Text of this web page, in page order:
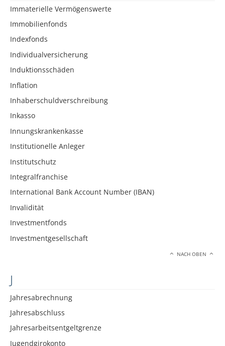
Immaterielle Vermögenswerte
Immobilienfonds
Indexfonds
Individualversicherung
Induktionsschäden
Inflation
Inhaberschuldverschreibung
Inkasso
Innungskrankenkasse
Institutionelle Anleger
Institutschutz
Integralfranchise
International Bank Account Number (IBAN)
Invalidität
Investmentfonds
Investmentgesellschaft
NACH OBEN
J
Jahresabrechnung
Jahresabschluss
Jahresarbeitsentgeltgrenze
Jugendgirokonto